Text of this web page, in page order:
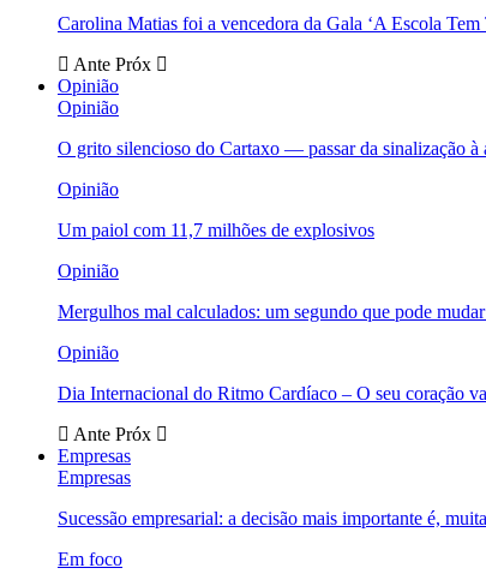
Carolina Matias foi a vencedora da Gala ‘A Escola Tem
Ante Próx
Opinião
Opinião
O grito silencioso do Cartaxo — passar da sinalização à
Opinião
Um paiol com 11,7 milhões de explosivos
Opinião
Mergulhos mal calculados: um segundo que pode
Opinião
Dia Internacional do Ritmo Cardíaco – O seu coração
Ante Próx
Empresas
Empresas
Sucessão empresarial: a decisão mais importante é,
Em foco